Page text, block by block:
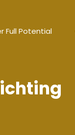
Full Potential